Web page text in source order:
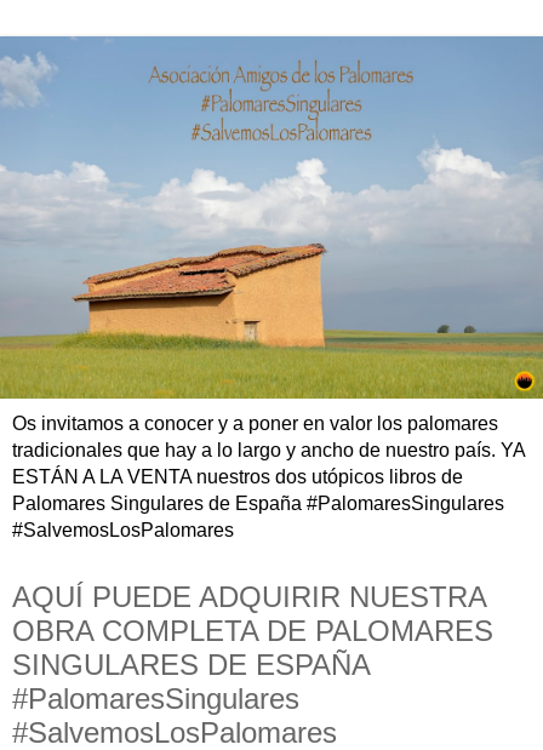
Os invitamos a conocer y a poner en valor los palomares
tradicionales que hay a lo largo y ancho de nuestro país. YA
ESTÁN A LA VENTA nuestros dos utópicos libros de
Palomares Singulares de España #PalomaresSingulares
#SalvemosLosPalomares
AQUÍ PUEDE ADQUIRIR NUESTRA
OBRA COMPLETA DE PALOMARES
SINGULARES DE ESPAÑA
#PalomaresSingulares
#SalvemosLosPalomares